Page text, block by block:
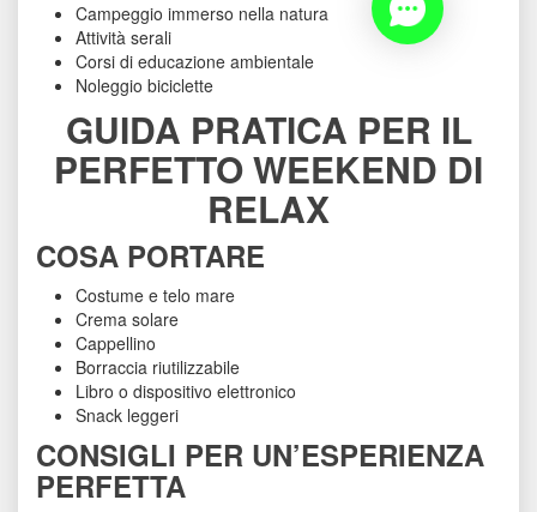
Campeggio immerso nella natura
Attività serali
Corsi di educazione ambientale
Noleggio biciclette
GUIDA PRATICA PER IL
PERFETTO WEEKEND DI
RELAX
COSA PORTARE
Costume e telo mare
Crema solare
Cappellino
Borraccia riutilizzabile
Libro o dispositivo elettronico
Snack leggeri
CONSIGLI PER UN’ESPERIENZA
PERFETTA